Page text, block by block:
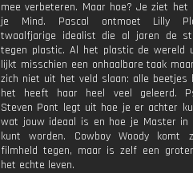
mee verbeteren. Maar hoe? Je ziet het
je Mind. Pascal ontmoet Lilly
twaalfjarige idealist die al jaren de
tegen plastic. Al het plastic de wereld
lijkt misschien een onhaalbare taak
zich niet uit het veld slaan: alle beetjes
het heeft haar heel veel geleerd.
Steven Pont legt uit hoe je er achter
wat jouw ideaal is en hoe je Master in
kunt worden. Cowboy Woody komt
filmheld tegen, maar is zelf een
het echte leven.